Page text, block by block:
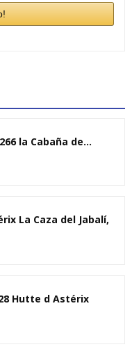
la Cabaña de...
La Caza del Jabalí,
Hutte d Astérix